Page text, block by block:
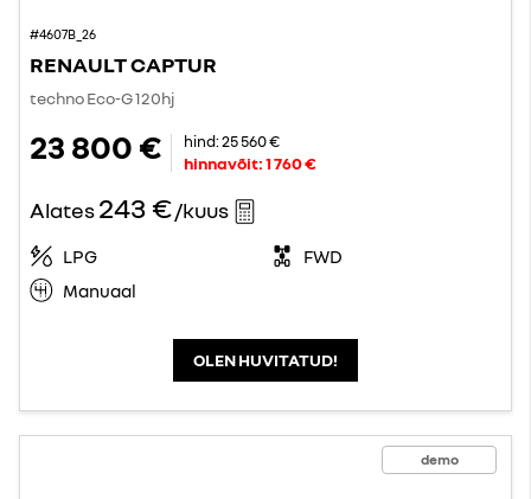
#4607B_26
RENAULT CAPTUR
techno Eco-G 120hj
23 800 € hind:25 560 €
hinnavõit:1 760 €
Alates243 €/kuus
LPG
FWD
Manuaal
OLEN HUVITATUD!
demo